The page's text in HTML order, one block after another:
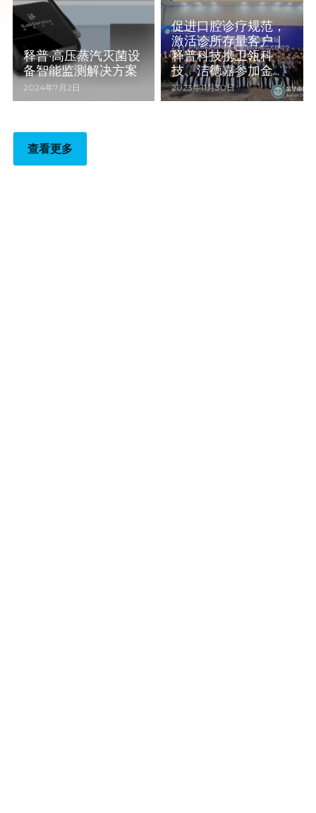
释普·高压蒸汽灭菌设
备智能监测解决方案
2024年7月2日
促进口腔诊疗规范，
激活诊所存量客户｜
释普科技携卫瓴科
技、洁德嘉参加金...
2023年11月30日
查看更多